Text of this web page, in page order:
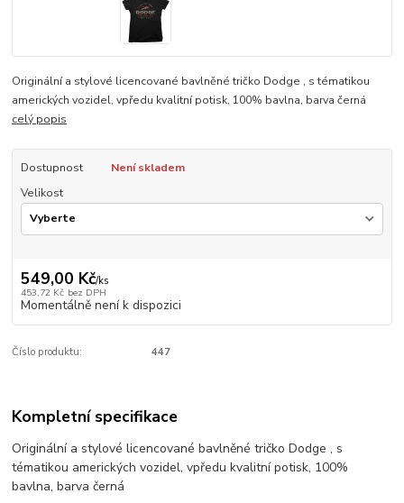
Originální a stylové licencované bavlněné tričko Dodge , s tématikou
amerických vozidel, vpředu kvalitní potisk, 100% bavlna, barva černá
celý popis
Dostupnost
Není skladem
Velikost
549,00 Kč/ks
453,72 Kč bez DPH
Momentálně není k dispozici
Číslo produktu: 447
Kompletní specifikace
Originální a stylové licencované bavlněné tričko Dodge , s
tématikou amerických vozidel, vpředu kvalitní potisk, 100%
bavlna, barva černá